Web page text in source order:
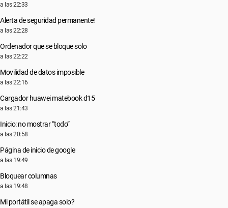
a las 22:33
Alerta de seguridad permanente!
a las 22:28
Ordenador que se bloque solo
a las 22:22
Movilidad de datos imposible
a las 22:16
Cargador huawei matebook d15
a las 21:43
Inicio: no mostrar “todo”
a las 20:58
Página de inicio de google
a las 19:49
Bloquear columnas
a las 19:48
Mi portátil se apaga solo?